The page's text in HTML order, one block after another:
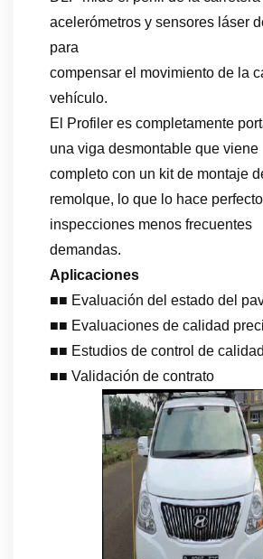
acelerómetros y sensores láser
para
compensar el movimiento de la
vehículo.
El Profiler es completamente
una viga desmontable que viene
completo con un kit de montaje
remolque, lo que lo hace
inspecciones menos frecuentes
demandas.
Aplicaciones
■■ Evaluación del estado del
■■ Evaluaciones de calidad
■■ Estudios de control de
■■ Validación de contrato